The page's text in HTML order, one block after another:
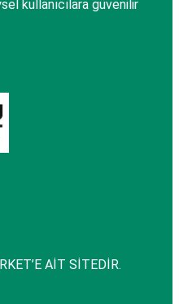
kullanıcılara güvenilir
AİT SİTEDİR.